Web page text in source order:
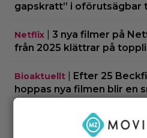
gapskratt” i oförutsägbar
Netflix
3 nya filmer på
från 2025 klättrar på
Bioaktuellt
Efter 25
hoppas nya filmen blir en
IKEA hyllas världen över
till Alexander Skarsgård